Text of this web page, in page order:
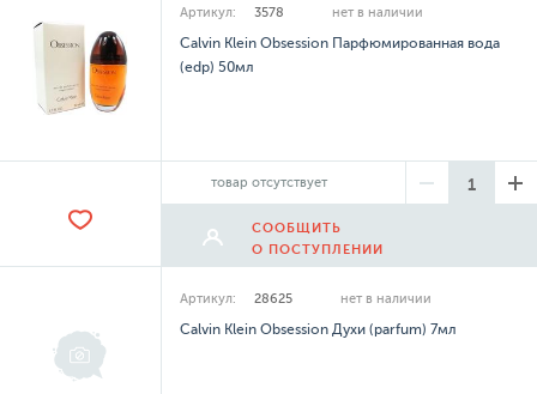
Артикул: 3578 нет в наличии
Calvin Klein Obsession Парфюмированная вода
(edp) 50мл
товар отсутствует
СООБЩИТЬ
О ПОСТУПЛЕНИИ
Артикул: 28625 нет в наличии
Calvin Klein Obsession Духи (parfum) 7мл